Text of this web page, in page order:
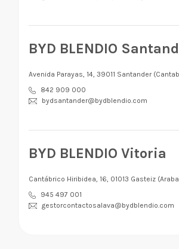
BYD BLENDIO
Avenida Parayas, 14, 39011 Santander
842 909 000
bydsantander@bydblendio.com
BYD BLENDIO Vitoria
Cantábrico Hiribidea, 16, 01013 Gasteiz
945 497 001
gestorcontactosalava@bydblendio.com